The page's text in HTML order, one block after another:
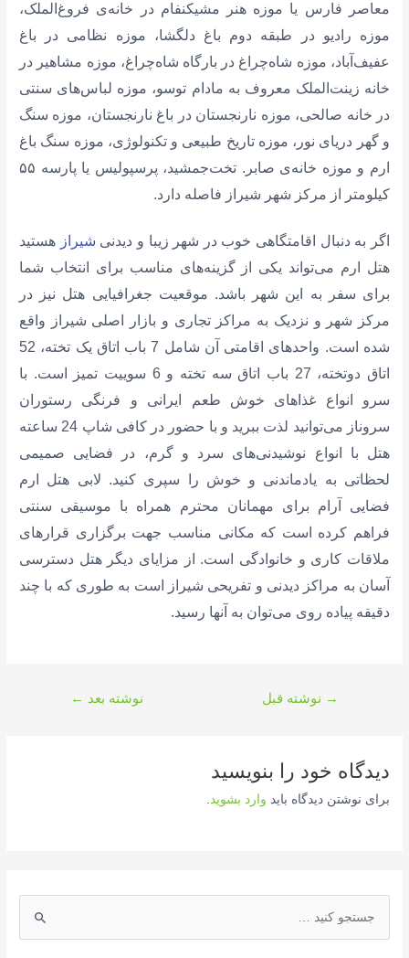
معاصر فارس یا موزه هنر مشیکنفام در خانه‌ی فروغ‌الملک،
موزه رادیو در طبقه دوم باغ دلگشا،‌ موزه نظامی در باغ
عفیف‌آباد،‌ موزه شاه‌چراغ در بارگاه شاه‌چراغ،‌ موزه مشاهیر در
خانه زینت‌الملک معروف به مادام توسو،‌ موزه لباس‌های سنتی
در خانه صالحی،‌ موزه نارنجستان در باغ نارنجستان،‌ موزه سنگ
و گهر دریای نور، موزه تاریخ طبیعی و تکنولوژی، موزه سنگ باغ
ارم و موزه‌ خانه‌ی صابر. تخت‌جمشید، پرسپولیس یا پارسه ۵۵
کیلومتر از مرکز شهر شیراز فاصله دارد.
اگر به دنبال اقامتگاهی خوب در شهر زیبا و دیدنی شیراز هستید
هتل ارم می‌تواند یکی از گزینه‌های مناسب برای انتخاب شما
برای سفر به این شهر باشد. موقعیت جغرافیایی هتل نیز در
مرکز شهر و نزدیک به مراکز تجاری و بازار اصلی شیراز واقع
شده است. واحدهای اقامتی آن شامل 7 باب اتاق یک تخته، 52
اتاق دوتخته، 27 باب اتاق سه تخته و 6 سوییت تمیز است. با
سرو انواع غذاهای خوش طعم ایرانی و فرنگی رستوران
سروناز می‌توانید لذت ببرید و با حضور در کافی شاپ 24 ساعته
هتل با انواع نوشیدنی‌های سرد و گرم، در فضایی صمیمی
لحظاتی به یادماندنی و خوش را سپری کنید. لابی هتل ارم
فضایی آرام برای مهمانان محترم همراه با موسیقی سنتی
فراهم کرده است که مکانی مناسب جهت برگزاری قرارهای
ملاقات کاری و خانوادگی است. از مزایای دیگر هتل دسترسی
آسان به مراکز دیدنی و تفریحی شیراز است به طوری که با چند
دقیقه پیاده روی می‌توان به آنها رسید.
→ نوشته قبل نوشته بعد ←
دیدگاه‌ خود را بنویسید
برای نوشتن دیدگاه باید وارد بشوید